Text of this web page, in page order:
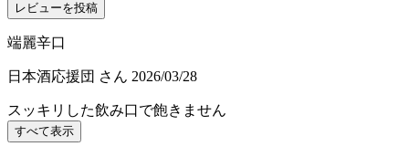
レビューを投稿
端麗辛口
日本酒応援団 さん 2026/03/28
スッキリした飲み口で飽きません
すべて表示